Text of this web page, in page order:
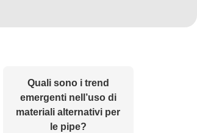
Quali sono i trend
emergenti nell’uso di
materiali alternativi per
le pipe?